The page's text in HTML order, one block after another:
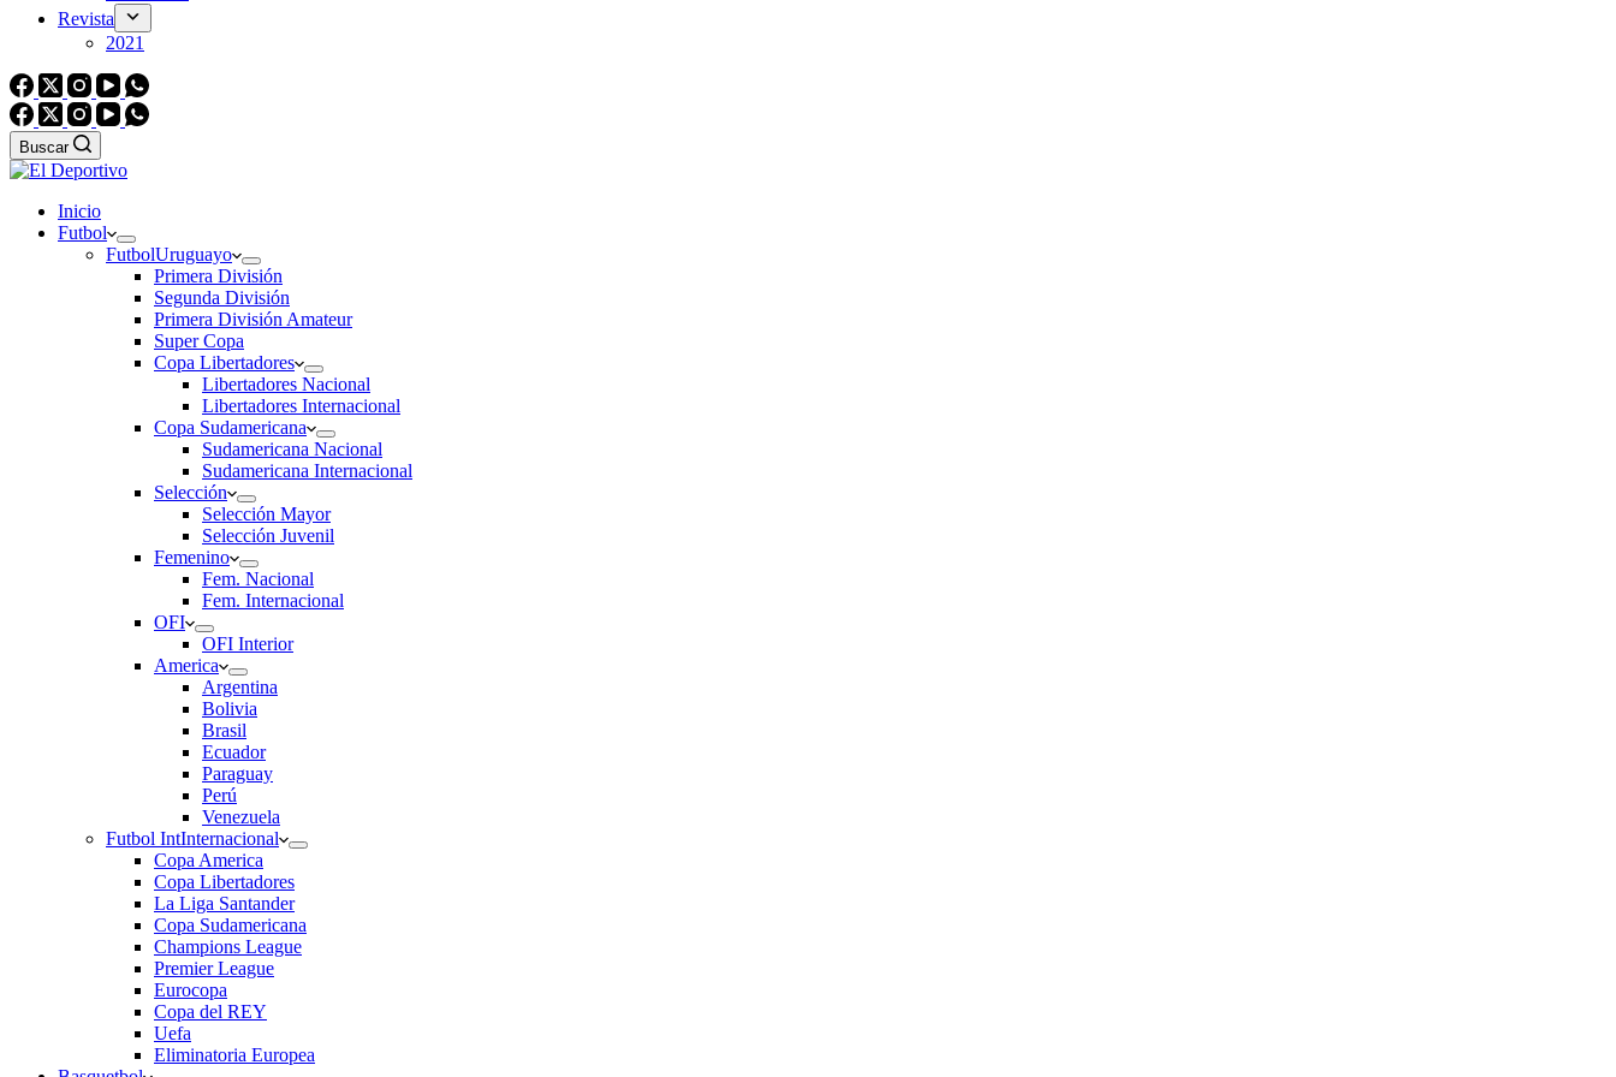
Revista
2021
Buscar
Inicio
Futbol
FutbolUruguayo
Primera División
Segunda División
Primera División Amateur
Super Copa
Copa Libertadores
Libertadores Nacional
Libertadores Internacional
Copa Sudamericana
Sudamericana Nacional
Sudamericana Internacional
Selección
Selección Mayor
Selección Juvenil
Femenino
Fem. Nacional
Fem. Internacional
OFI
OFI Interior
America
Argentina
Bolivia
Brasil
Ecuador
Paraguay
Perú
Venezuela
Futbol IntInternacional
Copa America
Copa Libertadores
La Liga Santander
Copa Sudamericana
Champions League
Premier League
Eurocopa
Copa del REY
Uefa
Eliminatoria Europea